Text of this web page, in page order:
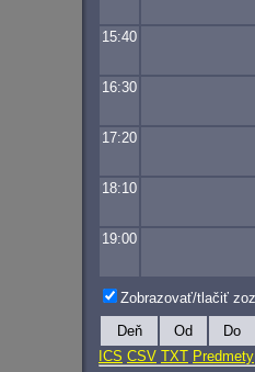
15:40
16:30
17:20
18:10
19:00
Zobrazovať/tlačiť
Deň Od
Do
ICS CSV TXT Predmety